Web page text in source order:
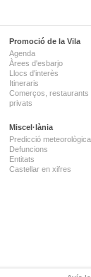
Promoció de la Vila
Agenda
Àrees d'esbarjo
Llocs d'interès
Itineraris
Comerços, restaurants
privats
Miscel·lània
Predicció meteorològica
Defuncions
Entitats
Castellar en xifres